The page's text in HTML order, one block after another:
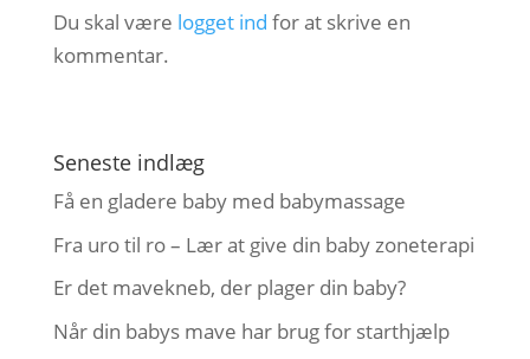
Du skal være logget ind for at skrive en
kommentar.
Seneste indlæg
Få en gladere baby med babymassage
Fra uro til ro – Lær at give din baby zoneterapi
Er det mavekneb, der plager din baby?
Når din babys mave har brug for starthjælp